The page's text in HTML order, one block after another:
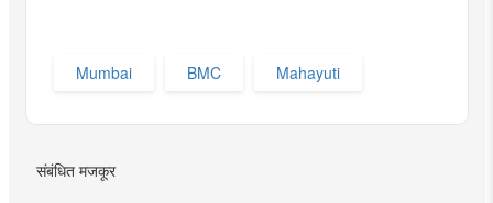
Mumbai BMC Mahayuti
संबंधित मजकूर